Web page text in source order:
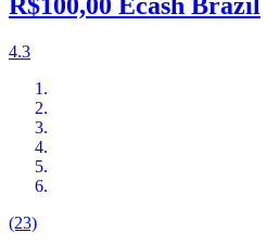
R$100,00 Ecash Brazil
4.3
(23)